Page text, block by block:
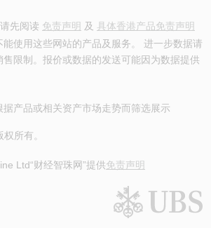
先阅读 免责声明 及 具体香港产品免责声明
能使用这些网站的产品及服务。 进一步数据请
限制。报价或数据的发送可能因为数据提供
据产品或相关资产市场走势而筛选展示
权所有。
Ltd“财经智珠网”提供免责声明